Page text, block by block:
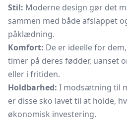
Stil: Moderne design gør det
sammen med både afslappet
påklædning.
Komfort: De er ideelle for
timer på deres fødder, uanset
eller i fritiden.
Holdbarhed: I modsætning til
er disse sko lavet til at holde,
økonomisk investering.